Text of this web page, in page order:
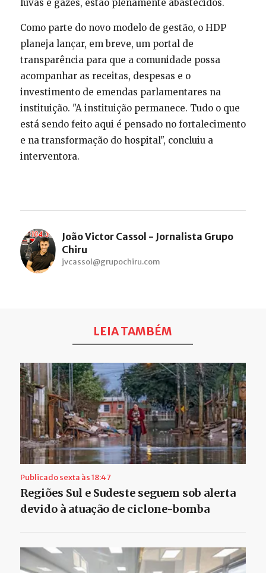
luvas e gazes, estão plenamente abastecidos.
Como parte do novo modelo de gestão, o HDP
planeja lançar, em breve, um portal de
transparência para que a comunidade possa
acompanhar as receitas, despesas e o
investimento de emendas parlamentares na
instituição. "A instituição permanece. Tudo o que
está sendo feito aqui é pensado no fortalecimento
e na transformação do hospital", concluiu a
interventora.
João Victor Cassol - Jornalista Grupo
Chiru
jvcassol@grupochiru.com
LEIA TAMBÉM
Publicado sexta às 18:47
Regiões Sul e Sudeste seguem sob alerta
devido à atuação de ciclone-bomba